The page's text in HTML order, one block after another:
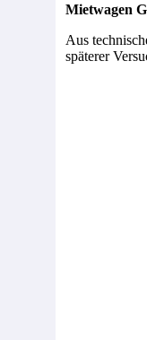
Mietwagen
Aus
späterer